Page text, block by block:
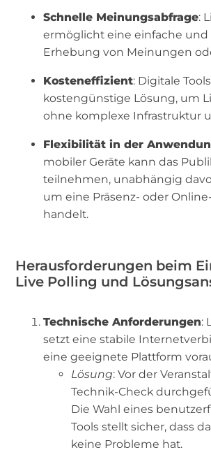
Schnelle Meinungsabfrage:
ermöglicht eine einfache und
Erhebung von Meinungen
Kosteneffizient: Digitale
kostengünstige Lösung, um
ohne komplexe Infrastruktur
Flexibilität in der
mobiler Geräte kann das
teilnehmen, unabhängig
um eine Präsenz- oder
handelt.
Herausforderungen beim
Live Polling und
Technische Anforderungen:
setzt eine stabile
eine geeignete Plattform
Lösung: Vor der
Technik-Check
Die Wahl eines
Tools stellt sicher, dass
keine Probleme hat.